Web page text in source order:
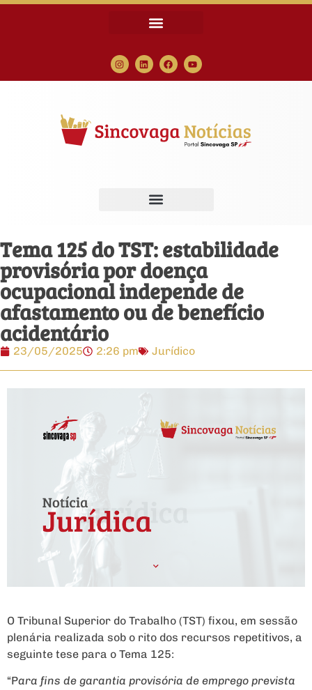
Tema 125 do TST: estabilidade
provisória por doença
ocupacional independe de
afastamento ou de benefício
acidentário
23/05/2025 2:26 pm Jurídico
O Tribunal Superior do Trabalho (TST) fixou, em sessão
plenária realizada sob o rito dos recursos repetitivos, a
seguinte tese para o Tema 125:
“Para fins de garantia provisória de emprego prevista